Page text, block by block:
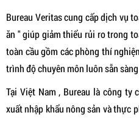
Bureau Veritas cung cấp dịch vụ
ăn " giúp giảm thiểu rủi ro trong
toàn cầu gồm các phòng thí
trình độ chuyên môn luôn sẵn
Tại Việt Nam , Bureau là công ty
xuất nhập khẩu nông sản và thực